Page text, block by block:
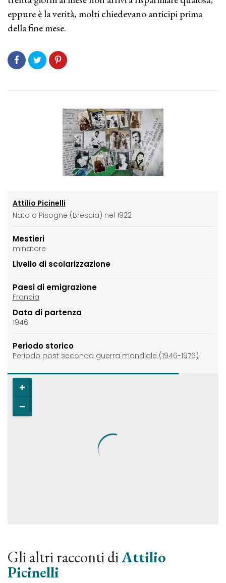
eppure è la verità, molti chiedevano anticipi prima
della fine mese.
Attilio Picinelli
Nata a Pisogne (Brescia) nel 1922
Mestieri
minatore
Livello di scolarizzazione
Paesi di emigrazione
Francia
Data di partenza
1946
Periodo storico
Periodo post seconda guerra mondiale (1946-1976)
Gli altri racconti diAttilio
Picinelli